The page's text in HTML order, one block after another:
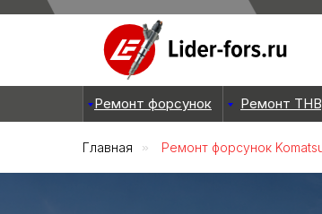
Ремонт
Ремонт форсунок
Главная » Ремонт форсунок